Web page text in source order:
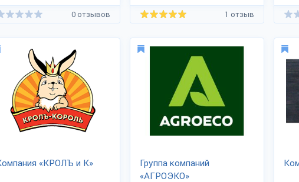
0 отзывов 1 отзыв
«КРОЛЪ и К»
Группа компаний
«АГРОЭКО»